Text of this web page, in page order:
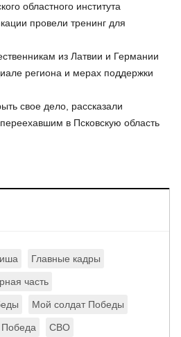
областного института
провели тренинг для
из Латвии и Германии
региона и мерах поддержки
свое дело, рассказали
в Псковскую область
Главные кадры
часть
Мой солдат Победы
Победа СВО